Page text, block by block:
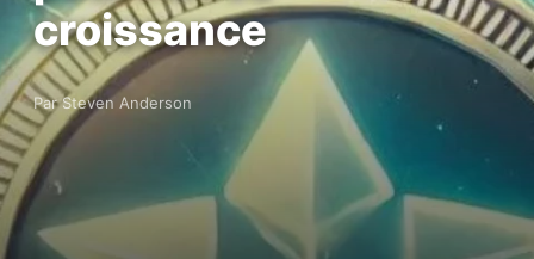
croissance
Par Steven Anderson